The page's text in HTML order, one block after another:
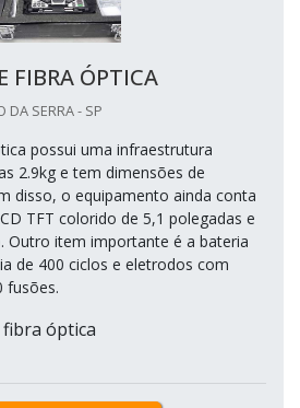
FIBRA ÓPTICA
DA SERRA - SP
possui uma infraestrutura
2.9kg e tem dimensões de
disso, o equipamento ainda conta
TFT colorido de 5,1 polegadas e
Outro item importante é a bateria
de 400 ciclos e eletrodos com
fusões.
óptica